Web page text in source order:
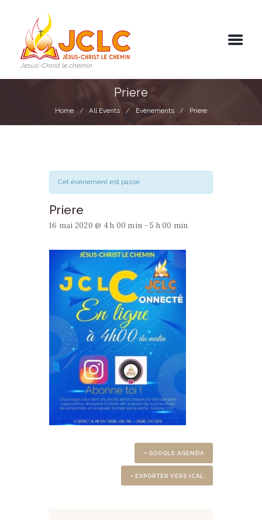
Jésus-Christ le chemin
Priere
Home All Events Evènements Priere
Cet évènement est passé
Priere
16 mai 2020 @ 4 h 00 min -5 h 00 min
+ GOOGLE AGENDA
+ EXPORTER VERS ICAL